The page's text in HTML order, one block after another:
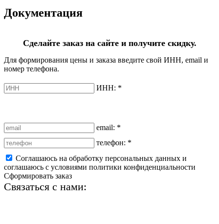
Документация
Сделайте заказ на сайте и получите скидку.
Для формирования цены и заказа введите свой ИНН, email и
номер телефона.
ИНН: *
email: *
телефон: *
Соглашаюсь на обработку персональных данных и
соглашаюсь с условиями политики конфиденциальности
Сформировать заказ
Связаться с нами: